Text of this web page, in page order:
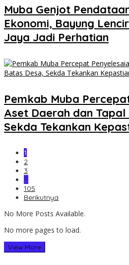
Muba Genjot
Ekonomi, Bayung
Jaya Jadi Perhatian
Pemkab Muba
Aset Daerah dan Tapal
Sekda Tekankan
1
2
3
…
105
Berikutnya
No More Posts Available.
No more pages to load.
View More